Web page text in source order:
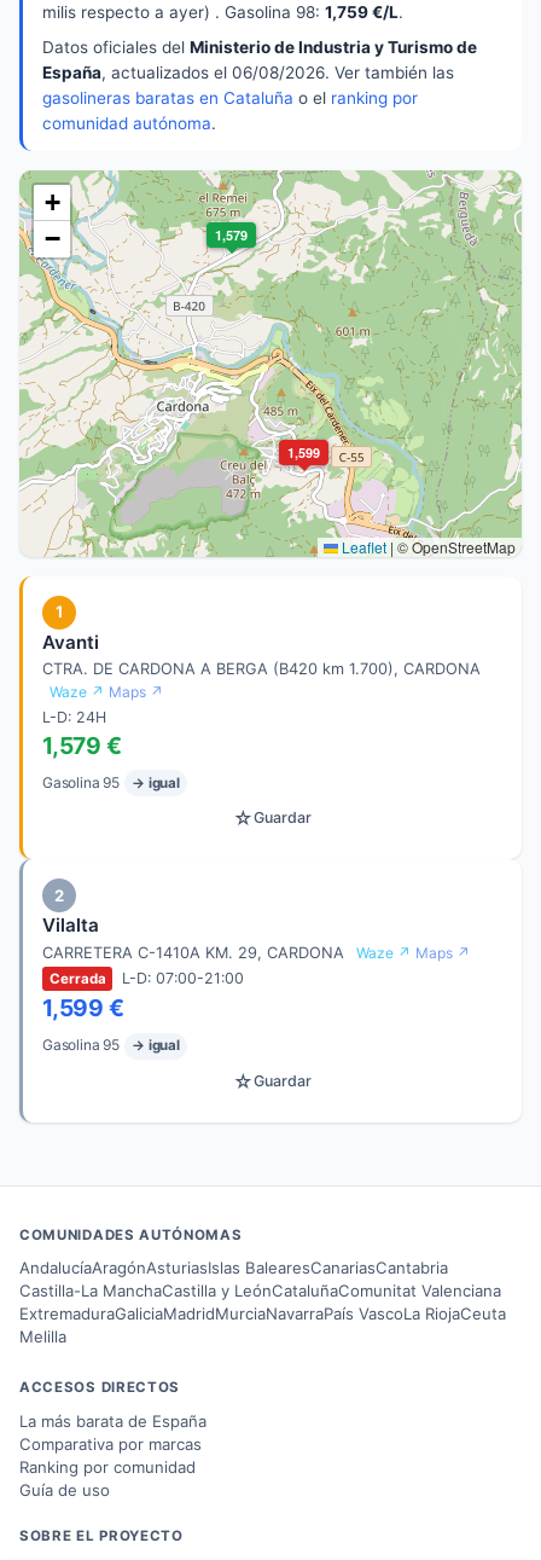
milis respecto a ayer) . Gasolina 98: 1,759 €/L.
Datos oficiales del Ministerio de Industria y Turismo de
España, actualizados el 06/08/2026. Ver también las
gasolineras baratas en Cataluña o el ranking por
comunidad autónoma.
1,579
1,599
+
−
Leaflet | © OpenStreetMap
1
Avanti
CTRA. DE CARDONA A BERGA (B420 km 1.700), CARDONA
Waze ↗ Maps ↗
L-D: 24H
1,579 €
Gasolina 95 → igual
☆Guardar
2
Vilalta
CARRETERA C-1410A KM. 29, CARDONA Waze ↗ Maps ↗
Cerrada L-D: 07:00-21:00
1,599 €
Gasolina 95 → igual
☆Guardar
COMUNIDADES AUTÓNOMAS
AndalucíaAragónAsturiasIslas BalearesCanariasCantabria
Castilla-La ManchaCastilla y LeónCataluñaComunitat Valenciana
ExtremaduraGaliciaMadridMurciaNavarraPaís VascoLa RiojaCeuta
Melilla
ACCESOS DIRECTOS
La más barata de España
Comparativa por marcas
Ranking por comunidad
Guía de uso
SOBRE EL PROYECTO